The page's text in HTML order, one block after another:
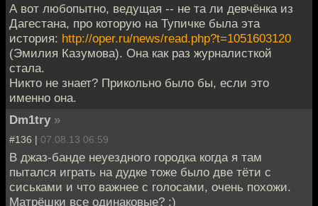
А вот любопытно, ведущая -- не та ли девчёнка из
Дагестана, про которую на Тупичке была эта
история: http://oper.ru/news/read.php?t=1051603120
(Эмилия Казумова). Она как раз журналисткой
стала.
Никто не знает? Прикольно было бы, если это
именно она.
Dm1try »
#136 | 07.08.13 06:59
В джаз-банде неуездного городка когда я там
пытался играть на дудке тоже было две тёти с
сиськами и что важнее с голосами, очень похожи.
Матрёшки все одинаковые? :)